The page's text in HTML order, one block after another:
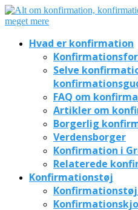
Hvad er konfirmation
Selve
FAQ om
Artikler om
Borgerlig
Verdensborger
Konfirmation i
Relaterede
Konfirmationstøj